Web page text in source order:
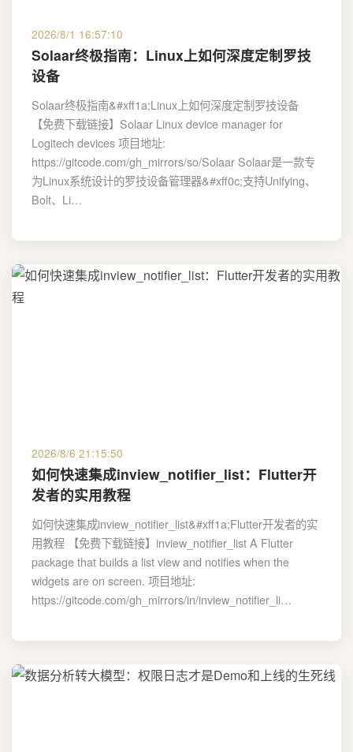
2026/8/1 16:57:10
Solaar终极指南：Linux上如何深度定制罗技
设备
Solaar终极指南&#xff1a;Linux上如何深度定制罗技设备
【免费下载链接】Solaar Linux device manager for
Logitech devices 项目地址:
https://gitcode.com/gh_mirrors/so/Solaar Solaar是一款专
为Linux系统设计的罗技设备管理器&#xff0c;支持Unifying、
Bolt、Li…
2026/8/6 21:15:50
如何快速集成inview_notifier_list：Flutter开
发者的实用教程
如何快速集成inview_notifier_list&#xff1a;Flutter开发者的实
用教程 【免费下载链接】inview_notifier_list A Flutter
package that builds a list view and notifies when the
widgets are on screen. 项目地址:
https://gitcode.com/gh_mirrors/in/inview_notifier_li…